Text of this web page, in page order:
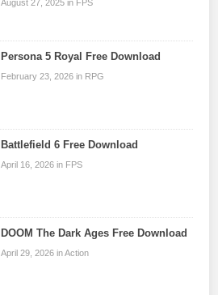
August 27, 2025 in FPS
Persona 5 Royal Free Download
February 23, 2026 in RPG
Battlefield 6 Free Download
April 16, 2026 in FPS
DOOM The Dark Ages Free Download
April 29, 2026 in Action